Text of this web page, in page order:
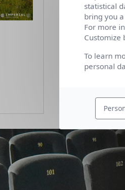
statistical
bring you
For more
Customize
To learn
personal